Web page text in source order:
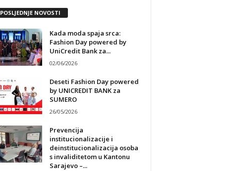
POSLJEDNJE NOVOSTI
Kada moda spaja srca:
Fashion Day powered by
UniCredit Bank za...
02/06/2026
Deseti Fashion Day powered
by UNICREDIT BANK za
SUMERO
26/05/2026
Prevencija
institucionalizacije i
deinstitucionalizacija osoba
s invaliditetom u Kantonu
Sarajevo –...